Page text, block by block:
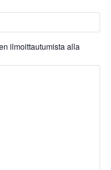
ilmoittautumista alla